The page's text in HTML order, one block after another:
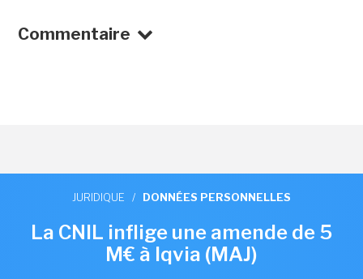
Commentaire
JURIDIQUE / DONNÉES PERSONNELLES
La CNIL inflige une amende de 5
M€ à Iqvia (MAJ)